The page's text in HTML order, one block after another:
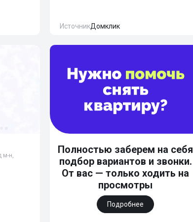
ИсточникДомклик
м-н,
Полностью заберем на себя
подбор вариантов и звонки.
От вас — только ходить на
просмотры
Подробнее